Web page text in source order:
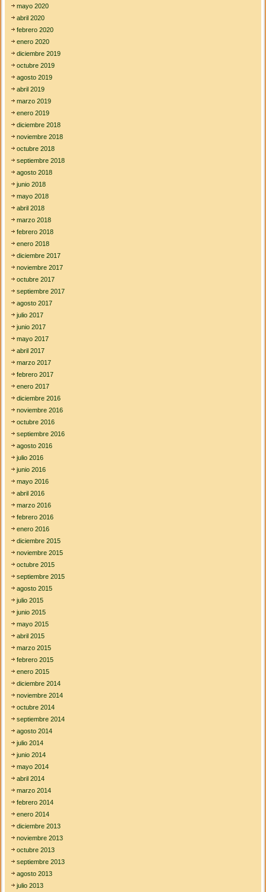
mayo 2020
abril 2020
febrero 2020
enero 2020
diciembre 2019
octubre 2019
agosto 2019
abril 2019
marzo 2019
enero 2019
diciembre 2018
noviembre 2018
octubre 2018
septiembre 2018
agosto 2018
junio 2018
mayo 2018
abril 2018
marzo 2018
febrero 2018
enero 2018
diciembre 2017
noviembre 2017
octubre 2017
septiembre 2017
agosto 2017
julio 2017
junio 2017
mayo 2017
abril 2017
marzo 2017
febrero 2017
enero 2017
diciembre 2016
noviembre 2016
octubre 2016
septiembre 2016
agosto 2016
julio 2016
junio 2016
mayo 2016
abril 2016
marzo 2016
febrero 2016
enero 2016
diciembre 2015
noviembre 2015
octubre 2015
septiembre 2015
agosto 2015
julio 2015
junio 2015
mayo 2015
abril 2015
marzo 2015
febrero 2015
enero 2015
diciembre 2014
noviembre 2014
octubre 2014
septiembre 2014
agosto 2014
julio 2014
junio 2014
mayo 2014
abril 2014
marzo 2014
febrero 2014
enero 2014
diciembre 2013
noviembre 2013
octubre 2013
septiembre 2013
agosto 2013
julio 2013